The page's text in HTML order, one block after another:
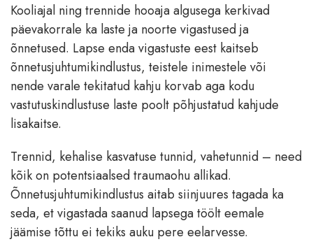
Kooliajal ning trennide hooaja algusega kerkivad
päevakorrale ka laste ja noorte vigastused ja
õnnetused. Lapse enda vigastuste eest kaitseb
õnnetusjuhtumikindlustus, teistele inimestele või
nende varale tekitatud kahju korvab aga kodu
vastutuskindlustuse laste poolt põhjustatud kahjude
lisakaitse.
Trennid, kehalise kasvatuse tunnid, vahetunnid – need
kõik on potentsiaalsed traumaohu allikad.
Õnnetusjuhtumikindlustus aitab siinjuures tagada ka
seda, et vigastada saanud lapsega töölt eemale
jäämise tõttu ei tekiks auku pere eelarvesse.